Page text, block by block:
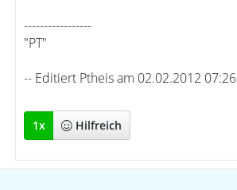
-----------------
"PT"
-- Editiert Ptheis am 02.02.2012 07:26
1x Hilfreich